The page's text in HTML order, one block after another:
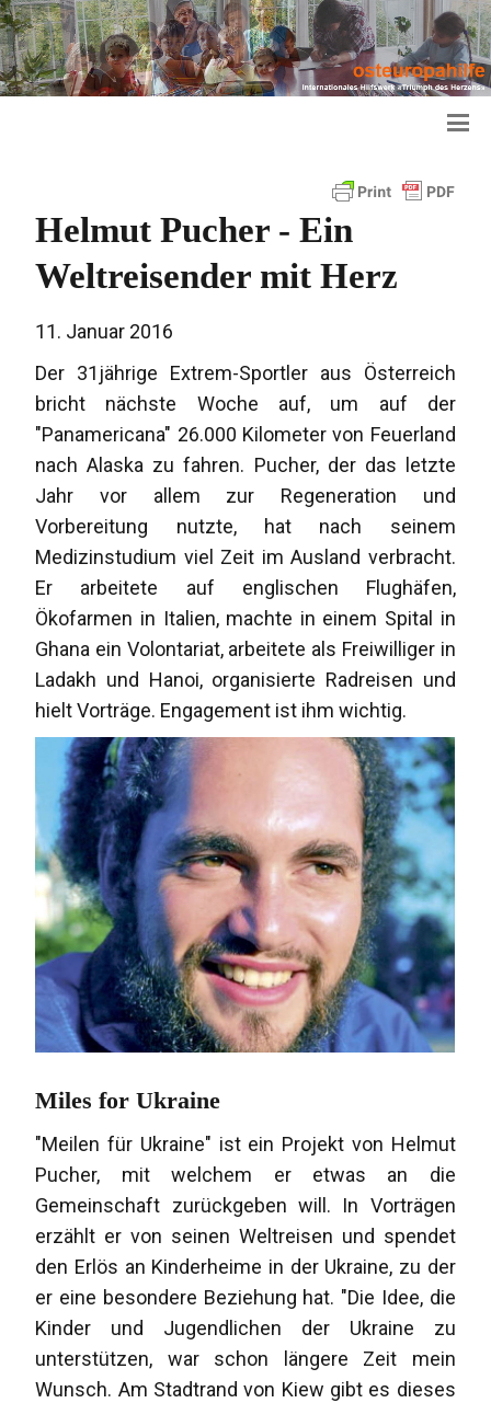
Helmut Pucher - Ein
Weltreisender mit Herz
11. Januar 2016
Der 31jährige Extrem-Sportler aus Österreich
bricht nächste Woche auf, um auf der
"Panamericana" 26.000 Kilometer von Feuerland
nach Alaska zu fahren. Pucher, der das letzte
Jahr vor allem zur Regeneration und
Vorbereitung nutzte, hat nach seinem
Medizinstudium viel Zeit im Ausland verbracht.
Er arbeitete auf englischen Flughäfen,
Ökofarmen in Italien, machte in einem Spital in
Ghana ein Volontariat, arbeitete als Freiwilliger in
Ladakh und Hanoi, organisierte Radreisen und
hielt Vorträge. Engagement ist ihm wichtig.
Miles for Ukraine
"Meilen für Ukraine" ist ein Projekt von Helmut
Pucher, mit welchem er etwas an die
Gemeinschaft zurückgeben will. In Vorträgen
erzählt er von seinen Weltreisen und spendet
den Erlös an Kinderheime in der Ukraine, zu der
er eine besondere Beziehung hat. "Die Idee, die
Kinder und Jugendlichen der Ukraine zu
unterstützen, war schon längere Zeit mein
Wunsch. Am Stadtrand von Kiew gibt es dieses